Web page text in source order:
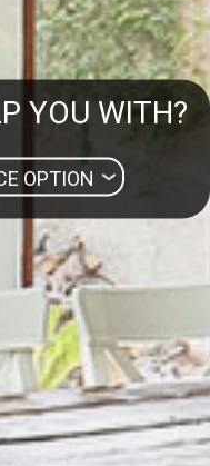
YOU WITH?